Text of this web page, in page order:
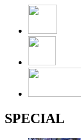
SPECIAL